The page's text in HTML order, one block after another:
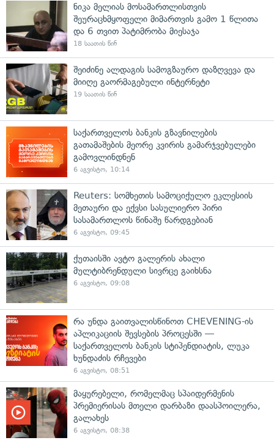
ნიკა მელიას მოსამართლისთვის
შეურაცხმყოფელი მიმართვის გამო 1 წლითა
და 6 თვით პატიმრობა მიესაჯა
18 საათის წინ
შეიძინე ალდაგის სამოგზაურო დაზღვევა და
მიიღე გაორმაგებული ინტერნეტი
19 საათის წინ
საქართველოს ბანკის გზავნილების
გათამაშების მეორე კვირის გამარჯვებულები
გამოვლინდნენ
6 აგვისტო, 10:14
Reuters: სომხეთის სამოციქულო ეკლესიის
მეთაური და ექვსი სასულიერო პირი
სასამართლოს წინაშე წარდგებიან
6 აგვისტო, 09:45
ქუთაისში ავტო გალერის ახალი
მულტიბრენდული სივრცე გაიხსნა
6 აგვისტო, 09:08
რა უნდა გაითვალისწინოთ CHEVENING-ის
აპლიკაციის შევსების პროცესში —
საქართველოს ბანკის სტიპენდიატის, ლუკა
ხუნდაძის რჩევები
6 აგვისტო, 08:51
მაყურებელი, რომელმაც სპაიდერმენის
პრემიერისას მთელი დარბაზი დაასპოილერა,
გალახეს
6 აგვისტო, 08:38